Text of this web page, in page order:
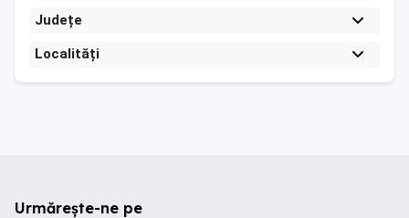
Județe
Localități
Urmărește-ne pe